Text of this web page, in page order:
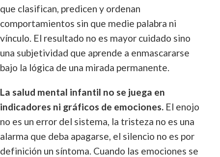
que clasifican, predicen y ordenan
comportamientos sin que medie palabra ni
vínculo. El resultado no es mayor cuidado sino
una subjetividad que aprende a enmascararse
bajo la lógica de una mirada permanente.
La salud mental infantil no se juega en
indicadores ni gráficos de emociones. El enojo
no es un error del sistema, la tristeza no es una
alarma que deba apagarse, el silencio no es por
definición un síntoma. Cuando las emociones se